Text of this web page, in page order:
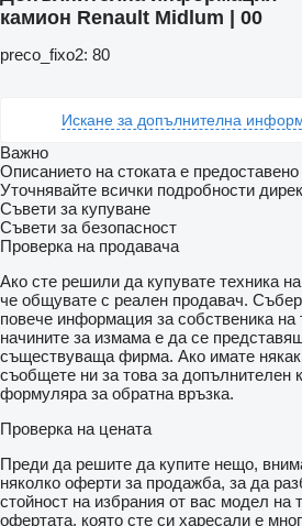
камион Renault Midlum | 00
preco_fixo2: 80
Искане за допълнителна
Важно
Описанието на стоката е
Уточнявайте всички подробности
Съвети за купуване
Съвети за безопасност
Проверка на продавача
Ако сте решили да купувате техника
че общувате с реален продавач.
повече информация за собственика на
начините за измама е да се
съществуваща фирма. Ако имате
съобщете ни за това за допълнителен
формуляра за обратна връзка.
Проверка на цената
Преди да решите да купите нещо,
няколко оферти за продажба, за да
стойност на избрания от вас модел на
офертата, която сте си харесали е